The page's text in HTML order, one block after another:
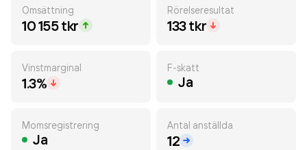
Omsättning
10 155 tkr
Rörelseresultat
133 tkr
Vinstmarginal
1.3%
F-skatt
Ja
Momsregistrering
Ja
Antal anställda
12